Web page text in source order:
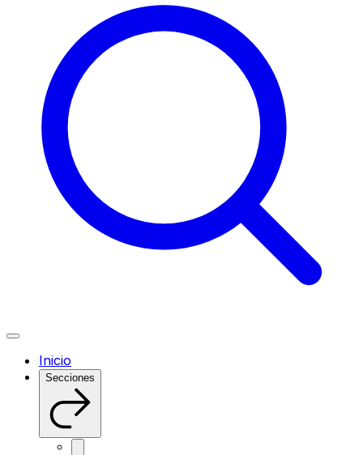
Inicio
Secciones